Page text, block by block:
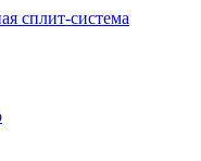
сплит-система